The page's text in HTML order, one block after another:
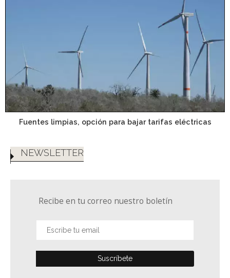
Fuentes limpias, opción para bajar tarifas eléctricas
NEWSLETTER
Recibe en tu correo nuestro boletín